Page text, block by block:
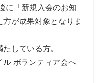
に「新規入会のお知
が成果対象となりま
している方。
ンティア会へ